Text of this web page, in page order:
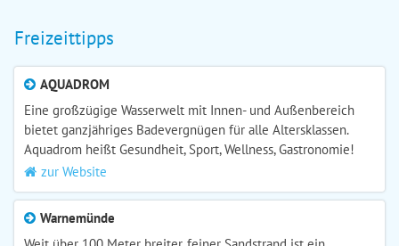
Freizeittipps
AQUADROM
Eine großzügige Wasserwelt mit Innen- und Außenbereich
bietet ganzjähriges Badevergnügen für alle Altersklassen.
Aquadrom heißt Gesundheit, Sport, Wellness, Gastronomie!
zur Website
Warnemünde